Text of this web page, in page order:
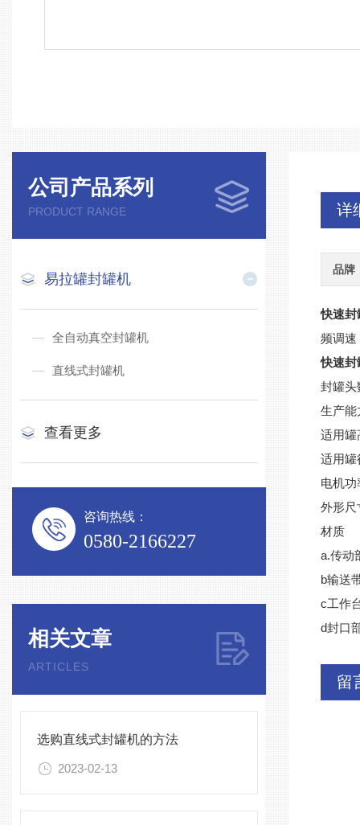
公司产品系列
PRODUCT RANGE
易拉罐封罐机
全自动真空封罐机
直线式封罐机
查看更多
咨询热线：
0580-2166227
相关文章
ARTICLES
选购直线式封罐机的方法
2023-02-13
详
品牌
快速封
频调速
快速封
封罐头
生产能
适用罐
适用
电机
外形尺
材质
a.传动
b输送
c工作
d封口
留